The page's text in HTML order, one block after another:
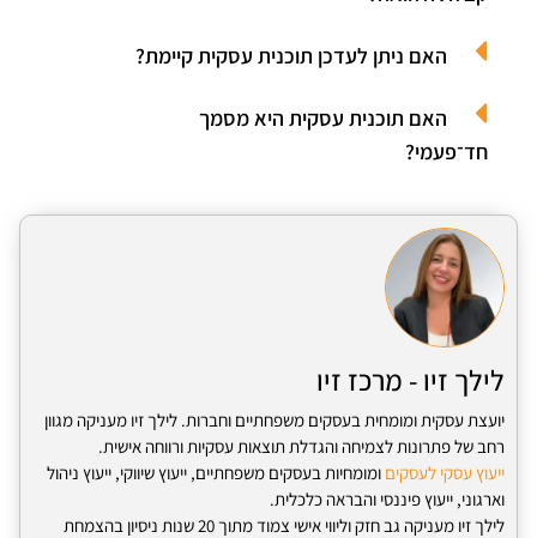
האם ניתן לעדכן תוכנית עסקית קיימת?
האם תוכנית עסקית היא מסמך
חד־פעמי?
לילך זיו - מרכז זיו
יועצת עסקית ומומחית בעסקים משפחתיים וחברות. לילך זיו מעניקה מגוון
רחב של פתרונות לצמיחה והגדלת תוצאות עסקיות ורווחה אישית.
ייעוץ עסקי לעסקים ומומחיות בעסקים משפחתיים, ייעוץ שיווקי, ייעוץ ניהול
וארגוני, ייעוץ פיננסי והבראה כלכלית.
לילך זיו מעניקה גב חזק וליווי אישי צמוד מתוך 20 שנות ניסיון בהצמחת